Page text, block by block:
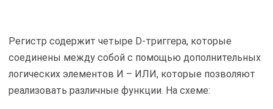
Регистр содержит четыре D-триггера, которые
соединены между собой с помощью дополнительных
логических элементов И – ИЛИ, которые позволяют
реализовать различные функции. На схеме: